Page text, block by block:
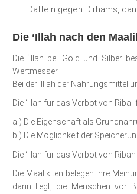
Datteln gegen Dirhams,
Die ‘Illah nach den
Die ‘Illah bei Gold und Silber
Wertmesser.
Bei der ‘Illah der Nahrungsmittel
Die ‘Illah für das Verbot von
a.) Die Eigenschaft als
b.) Die Möglichkeit der
Die ‘Illah für das Verbot von
Die Maalikiten belegen ihre
darin liegt, die Menschen vor